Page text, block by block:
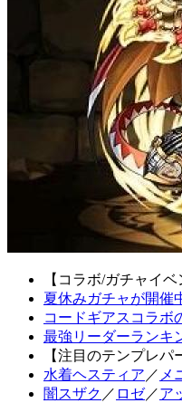
【コラボ/ガチャイベ
夏休みガチャが開催
コードギアスコラボ
最強リーダーランキ
【注目のテンプレパ
水着ヘスティア ／ メ
闇スザク ／ ロゼ／ア